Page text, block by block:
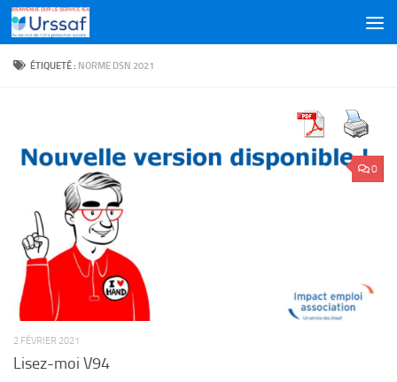
Skip to content
ÉTIQUETÉ : NORME DSN 2021
0
2 FÉVRIER 2021
Lisez-moi V94